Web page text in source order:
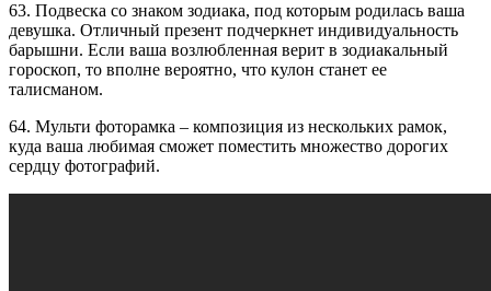
63. Подвеска со знаком зодиака, под которым родилась ваша
девушка. Отличный презент подчеркнет индивидуальность
барышни. Если ваша возлюбленная верит в зодиакальный
гороскоп, то вполне вероятно, что кулон станет ее
талисманом.
64. Мульти фоторамка – композиция из нескольких рамок,
куда ваша любимая сможет поместить множество дорогих
сердцу фотографий.